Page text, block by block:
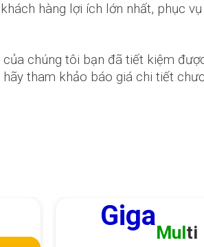
hàng lợi ích lớn nhất, phục
chúng tôi bạn đã tiết kiệm
tham khảo báo giá chi tiết
GIGA